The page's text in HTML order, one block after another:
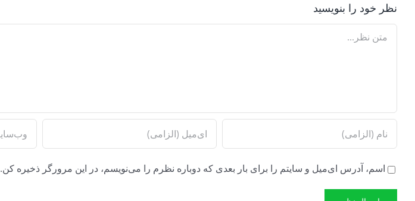
نظر خود را بنویسید
Comment
اسم، آدرس ای‌میل و سایتم را برای بار بعدی که دوباره نظرم را می‌نویسم، در این مرورگر ذخیره کن.